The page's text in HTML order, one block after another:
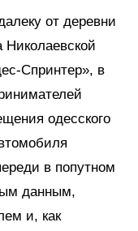
от деревни
Николаевской
Спринтер», в
одесского
в попутном
данным,
и, как